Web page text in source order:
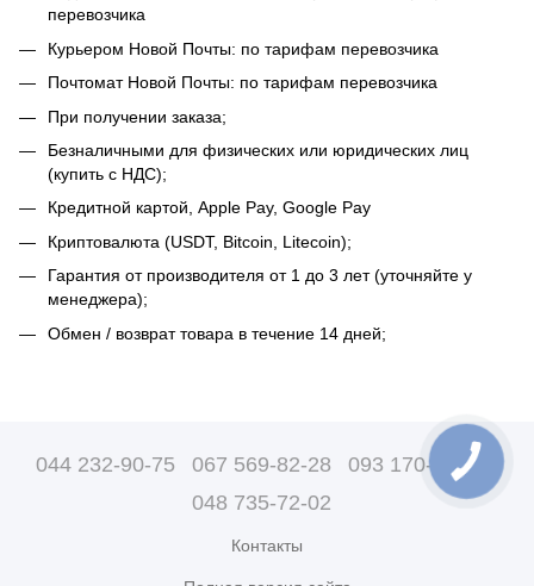
перевозчика
Курьером Новой Почты: по тарифам перевозчика
Почтомат Новой Почты: по тарифам перевозчика
При получении заказа;
Безналичными для физических или юридических лиц
(купить с НДС);
Кредитной картой, Apple Pay, Google Pay
Криптовалюта (USDT, Bitcoin, Litecoin);
Гарантия от производителя от 1 до 3 лет (уточняйте у
менеджера);
Обмен / возврат товара в течение 14 дней;
044 232-90-75 067 569-82-28
093 170-07-89
048 735-72-02
Контакты